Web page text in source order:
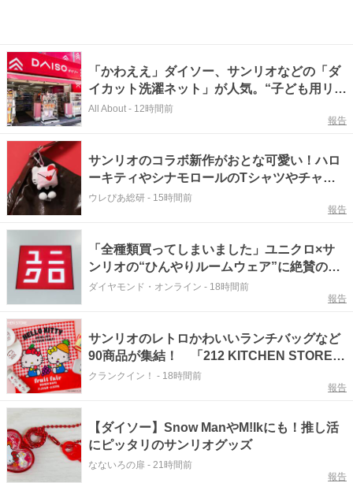
「かわええ」ダイソー、サンリオなどの「ダ
イカット洗濯ネット」が人気。“子ども用リュ
ックへのアレンジ術”も
All About - 12時間前
報告
サンリオのコラボ新作がおとな可愛い！ハロ
ーキティやシナモロールのTシャツやチャー
ムなど全9型が登場♪
ウレぴあ総研 - 15時間前
報告
「全種類買ってしまいました」ユニクロ×サ
ンリオの“ひんやりルームウェア”に絶賛の声
「とにかく超可愛い」「部屋着に欠かせませ
ダイヤモンド・オンライン - 18時間前
報告
サンリオのレトロかわいいランチバッグなど
90商品が集結！ 「212 KITCHEN STORE」
コラボコレクション登場
クランクイン！ - 18時間前
報告
【ダイソー】Snow ManやM!lkにも！推し活
にピッタリのサンリオグッズ
なないろの扉 - 21時間前
報告